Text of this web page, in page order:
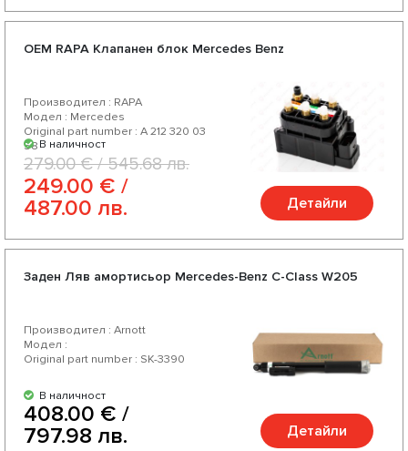
OEM RAPA Клапанен блок Mercedes Benz
Производител : RAPA
Модел : Mercedes
Original part number : A 212 320 03
58В наличност
279.00 € / 545.68 лв.
249.00 € /
487.00 лв.
Детайли
Заден Ляв амортисьор Mercedes-Benz C-Class W205
Производител : Arnott
Модел :
Original part number : SK-3390
В наличност
408.00 € /
797.98 лв.
Детайли